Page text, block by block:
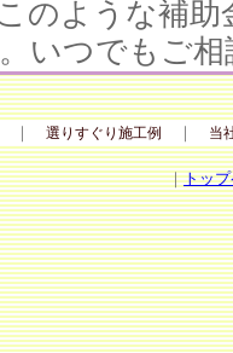
のような補
いつでもご相
｜ 選りすぐり施工例 ｜ 当
｜トッ